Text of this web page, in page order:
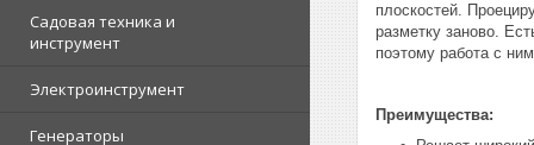
Садовая техника и
инструмент
Электроинструмент
Генераторы
плоскостей.
разметку заново.
поэтому работа с
Преимущества: